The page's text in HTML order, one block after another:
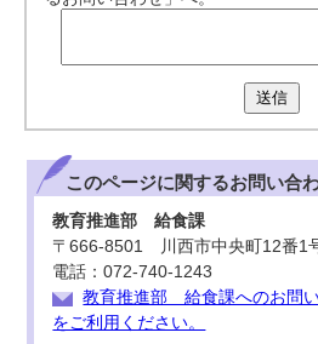
送信
このページに関するお問い合
教育推進部 給食課
〒666-8501 川西市中央町12番
電話：072-740-1243
教育推進部 給食課へのお問
をご利用ください。